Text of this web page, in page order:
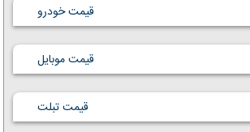
قیمت خودرو
قیمت موبایل
قیمت تبلت